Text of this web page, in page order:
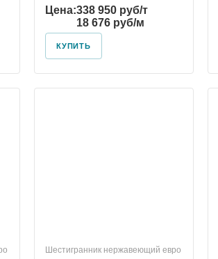
Цена:338 950 руб/т
18 676 руб/м
КУПИТЬ
Шестигранник нержавеющий евро